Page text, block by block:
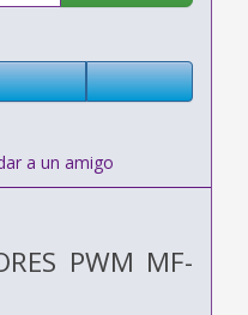
a un amigo
PWM MF-